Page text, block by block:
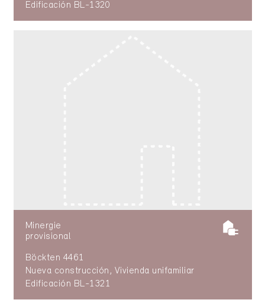
Edificación BL-1320
Minergie
provisional
Böckten 4461
Nueva construcción, Vivienda unifamiliar
Edificación BL-1321